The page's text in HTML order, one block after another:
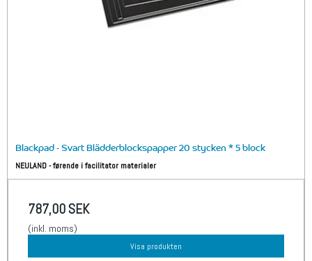
Blackpad - Svart Blädderblockspapper 20 stycken * 5 block
NEULAND - førende i facilitator materialer
787,00 SEK
(inkl. moms)
Visa produkten